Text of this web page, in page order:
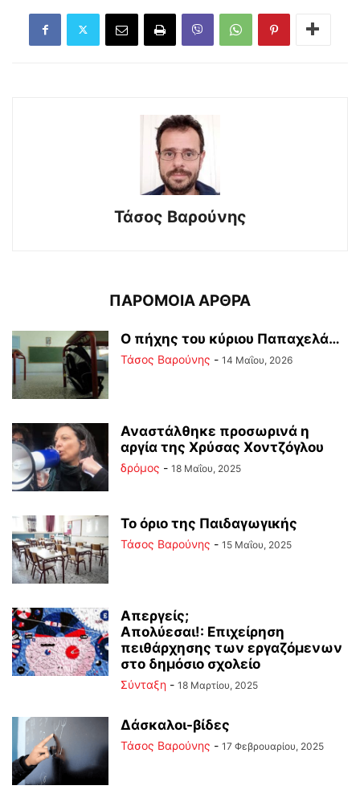
Τάσος Βαρούνης
ΠΑΡΟΜΟΙΑ ΑΡΘΡΑ
Ο πήχης του κύριου Παπαχελά…
Τάσος Βαρούνης - 14 Μαΐου, 2026
Αναστάλθηκε προσωρινά η
αργία της Χρύσας Χοντζόγλου
δρόμος - 18 Μαΐου, 2025
Το όριο της Παιδαγωγικής
Τάσος Βαρούνης - 15 Μαΐου, 2025
Απεργείς;
Απολύεσαι!: Επιχείρηση
πειθάρχησης των εργαζόμενων
στο δημόσιο σχολείο
Σύνταξη - 18 Μαρτίου, 2025
Δάσκαλοι-βίδες
Τάσος Βαρούνης - 17 Φεβρουαρίου, 2025